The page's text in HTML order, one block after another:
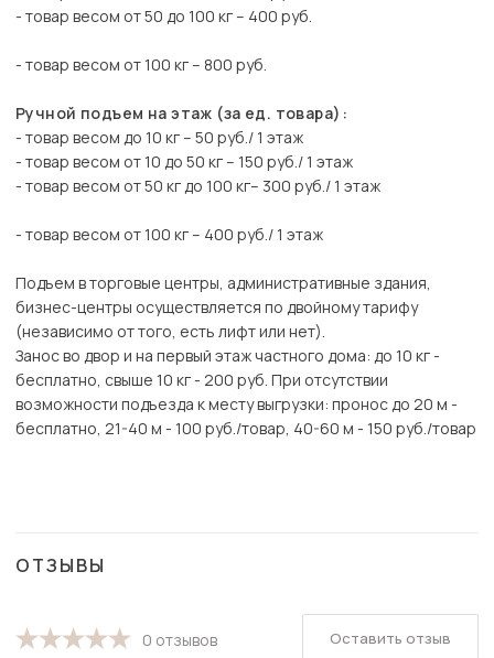
- товар весом от 50 до 100 кг – 400 руб.
- товар весом от 100 кг – 800 руб.
Ручной подъем на этаж (за ед. товара):
- товар весом до 10 кг – 50 руб./ 1 этаж
- товар весом от 10 до 50 кг – 150 руб./ 1 этаж
- товар весом от 50 кг до 100 кг– 300 руб./ 1 этаж
- товар весом от 100 кг – 400 руб./ 1 этаж
Подъем в торговые центры, административные здания,
бизнес-центры осуществляется по двойному тарифу
(независимо от того, есть лифт или нет).
Занос во двор и на первый этаж частного дома: до 10 кг -
бесплатно, свыше 10 кг - 200 руб. При отсутствии
возможности подъезда к месту выгрузки: пронос до 20 м -
бесплатно, 21-40 м - 100 руб./товар, 40-60 м - 150 руб./товар
ОТЗЫВЫ
0 отзывов Оставить отзыв